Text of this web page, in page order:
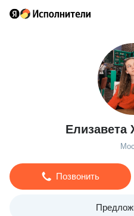
Елизавета
Позвонить